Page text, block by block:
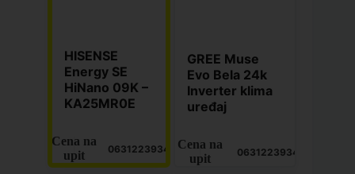
HISENSE
Energy SE
HiNano 09K –
KA25MR0E
Cena na
upit
0631223934
GREE Muse
Evo Bela 24k
Inverter klima
uređaj
Cena na
upit
0631223934